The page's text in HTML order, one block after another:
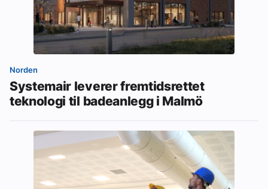
Norden
Systemair leverer fremtidsrettet
teknologi til badeanlegg i Malmö